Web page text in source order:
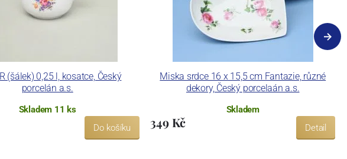
(šálek) 0,25 l, kosatce, Český
porcelán a.s.
Skladem 11 ks
Do košíku
Miska srdce 16 x 15,5 cm Fantazie, různé
dekory, Český porcelaán a.s.
Skladem
349 Kč Detail